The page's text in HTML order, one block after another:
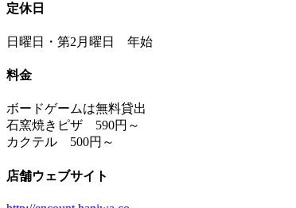
定休日
日曜日・第2月曜日 年始
料金
ボードゲームは無料貸出
石窯焼きピザ 590円～
カクテル 500円～
店舗ウェブサイト